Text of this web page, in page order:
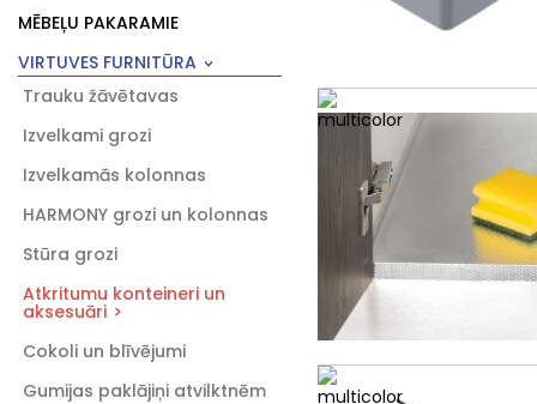
MĒBEĻU PAKARAMIE
VIRTUVES FURNITŪRA
Trauku žāvētavas
Izvelkami grozi
Izvelkamās kolonnas
HARMONY grozi un kolonnas
Stūra grozi
Atkritumu konteineri un
aksesuāri
Cokoli un blīvējumi
Gumijas paklājiņi atvilktnēm